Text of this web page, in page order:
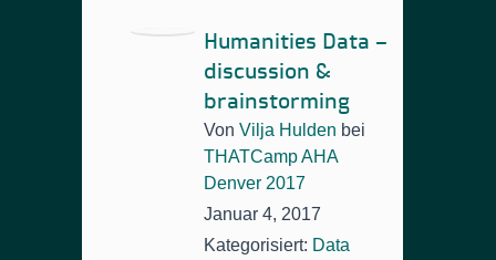
Humanities Data –
discussion &
brainstorming
Von Vilja Hulden bei
THATCamp AHA
Denver 2017
Januar 4, 2017
Kategorisiert: Data